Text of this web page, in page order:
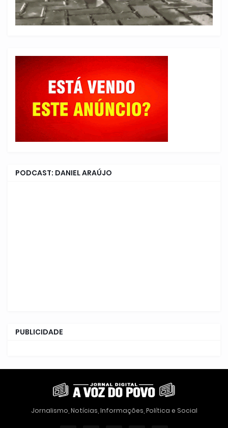
PODCAST: DANIEL ARAÚJO
PUBLICIDADE
Jornalismo, Notícias, Informações, Política e Social